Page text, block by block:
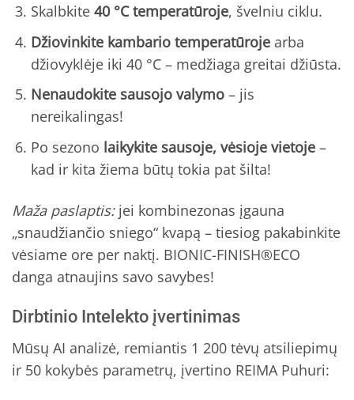
Skalbkite 40 °C temperatūroje, švelniu ciklu.
Džiovinkite kambario temperatūrojearba
džiovyklėje iki 40 °C – medžiaga greitai džiūsta.
Nenaudokite sausojo valymo– jis
nereikalingas!
Po sezono laikykite sausoje, vėsioje vietoje–
kad ir kita žiema būtų tokia pat šilta!
Maža paslaptis:jei kombinezonas įgauna
„snaudžiančio sniego“ kvapą – tiesiog pakabinkite
vėsiame ore per naktį. BIONIC-FINISH®ECO
danga atnaujins savo savybes!
Dirbtinio Intelekto įvertinimas
Mūsų AI analizė, remiantis 1 200 tėvų atsiliepimų
ir 50 kokybės parametrų, įvertino REIMA Puhuri: